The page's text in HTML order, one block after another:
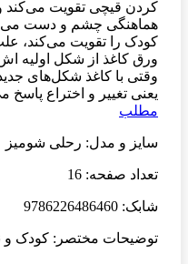
کردن قیچی تقویت
هماهنگی چشم و دست
کودک را تقویت می‌کند،
ورق کاغذ از شکل
وقتی با کاغذ شکل‌های
یعنی تغییر و اختراع پاسخ
مطلب
سایز و مدل: رحلی شومیز
تعداد صفحه: 16
شابک: 9786226486460
توضیحات مختصر: کودک و